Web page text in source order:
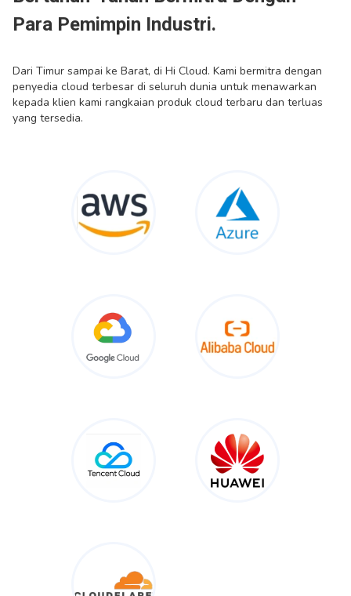
Para Pemimpin Industri.
Dari Timur sampai ke Barat, di Hi Cloud. Kami bermitra dengan
penyedia cloud terbesar di seluruh dunia untuk menawarkan
kepada klien kami rangkaian produk cloud terbaru dan terluas
yang tersedia.